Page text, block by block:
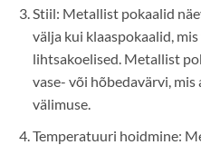
Stiil: Metallist pokaalid
välja kui klaaspokaalid,
lihtsakoelised. Metallist
vase- või hõbedavärvi, mis
välimuse.
Temperatuuri hoidmine: